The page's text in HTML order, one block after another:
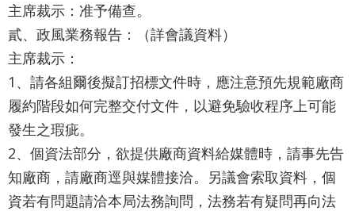
資
訊
公
開
關
於
資
訊
局
主席裁示：准予備查。
貳、政風業務報告：（詳會議資料）
主席裁示：
1、請各組爾後擬訂招標文件時，應注意預先規範廠商
履約階段如何完整交付文件，以避免驗收程序上可能
發生之瑕疵。
2、個資法部分，欲提供廠商資料給媒體時，請事先告
知廠商，請廠商逕與媒體接洽。另議會索取資料，個
資若有問題請洽本局法務詢問，法務若有疑問再向法